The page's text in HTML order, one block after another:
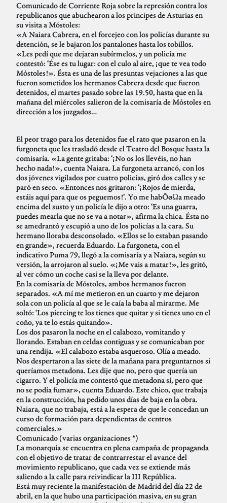
Comunicado de Corriente Roja sobre la represión contra los
republicanos que abuchearon a los principes de Asturias en
su visita a Móstoles:
«A Naiara Cabrera, en el forcejeo con los policías durante su
detención, se le bajaron los pantalones hasta los tobillos.
«Les pedí que me dejaran subírmelos, y un policía me
contestó: ‘Ése es tu lugar: con el culo al aire, ¡que te vea todo
Móstoles!». Ésta es una de las presuntas vejaciones a las que
fueron sometidos los hermanos Cabrera desde que fueron
detenidos, el martes pasado sobre las 19.50, hasta que en la
mañana del miércoles salieron de la comisaría de Móstoles en
dirección a los juzgados…
El peor trago para los detenidos fue el rato que pasaron en la
furgoneta que les trasladó desde el Teatro del Bosque hasta la
comisaría. «La gente gritaba: ‘¡No os los llevéis, no han
hecho nada!», cuenta Naiara. La furgoneta arrancó, con los
dos jóvenes vigilados por cuatro policías, giró dos calles y se
paró en seco. «Entonces nos gritaron: ‘¡Rojos de mierda,
estáis aquí para que os peguemos!’. Yo me habÔøΩa meado
encima del susto y un policía le dijo a otro: ‘Es una guarra,
puedes mearla que no se va a notar», afirma la chica. Ésta no
se amedrantó y escupió a uno de los policías a la cara. Su
hermano lloraba desconsolado. «Ellos se lo estaban pasando
en grande», recuerda Eduardo. La furgoneta, con el
indicativo Puma 79, llegó a la comisaría y a Naiara, según su
versión, la arrojaron al suelo. «¡Me vais a matar!», les gritó,
al ver cómo un coche casi se la lleva por delante.
En la comisaría de Móstoles, ambos hermanos fueron
separados. «A mí me metieron en un cuarto y me dejaron
sola con un policía al que se le caía la baba al mirarme. Me
soltó: ‘Los piercing te los tienes que quitar y si tienes uno en el
coño, ya te lo estás quitando».
Los dos pasaron la noche en el calabozo, vomitando y
llorando. Estaban en celdas contiguas y se comunicaban por
una rendija. «El calabozo estaba asqueroso. Olía a meado.
Nos despertaron a las siete de la mañana para preguntarnos si
queríamos metadona. Les dije que no, pero que quería un
cigarro. Y el policía me contestó que metadona sí, pero que
no se podía fumar», cuenta Eduardo. Este chico, que trabaja
en la construcción, ha pedido unos días de baja en la obra.
Naiara, que no trabaja, está a la espera de que le concedan un
curso de formación para dependientas de centros
comerciales.»
Comunicado (varias organizaciones *)
La monarquía se encuentra en plena campaña de propaganda
con el objetivo de tratar de contrarrestar el avance del
movimiento republicano, que cada vez se extiende más
saliendo a la calle para reivindicar la III República.
Está muy reciente la manifestación de Madrid del día 22 de
abril, en la que hubo una participación masiva, en su gran